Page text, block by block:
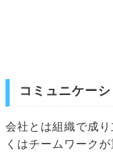
コミュニケー
会社とは組織で成
くはチームワーク